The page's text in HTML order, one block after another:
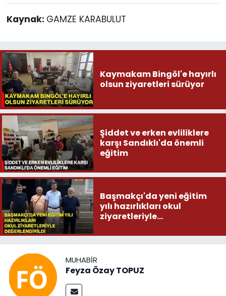
Kaynak: GAMZE KARABULUT
Kaymakam Bingöl'e hayırlı
olsun ziyaretleri sürüyor
Şiddet ve erken evliliklere
karşı Sandıklı'da önemli
eğitim
Başmakçı'da yeni eğitim
yılı hazırlıkları okul
ziyaretleriyle
MUHABIR
Feyza Özay TOPUZ